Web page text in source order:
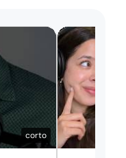
corto